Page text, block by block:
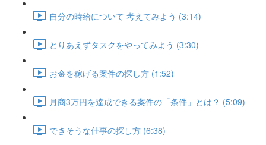
自分の時給について 考えてみよう (3:14)
とりあえずタスクをやってみよう (3:30)
お金を稼げる案件の探し方 (1:52)
月商3万円を達成できる案件の「条件」とは？ (5:09)
できそうな仕事の探し方 (6:38)